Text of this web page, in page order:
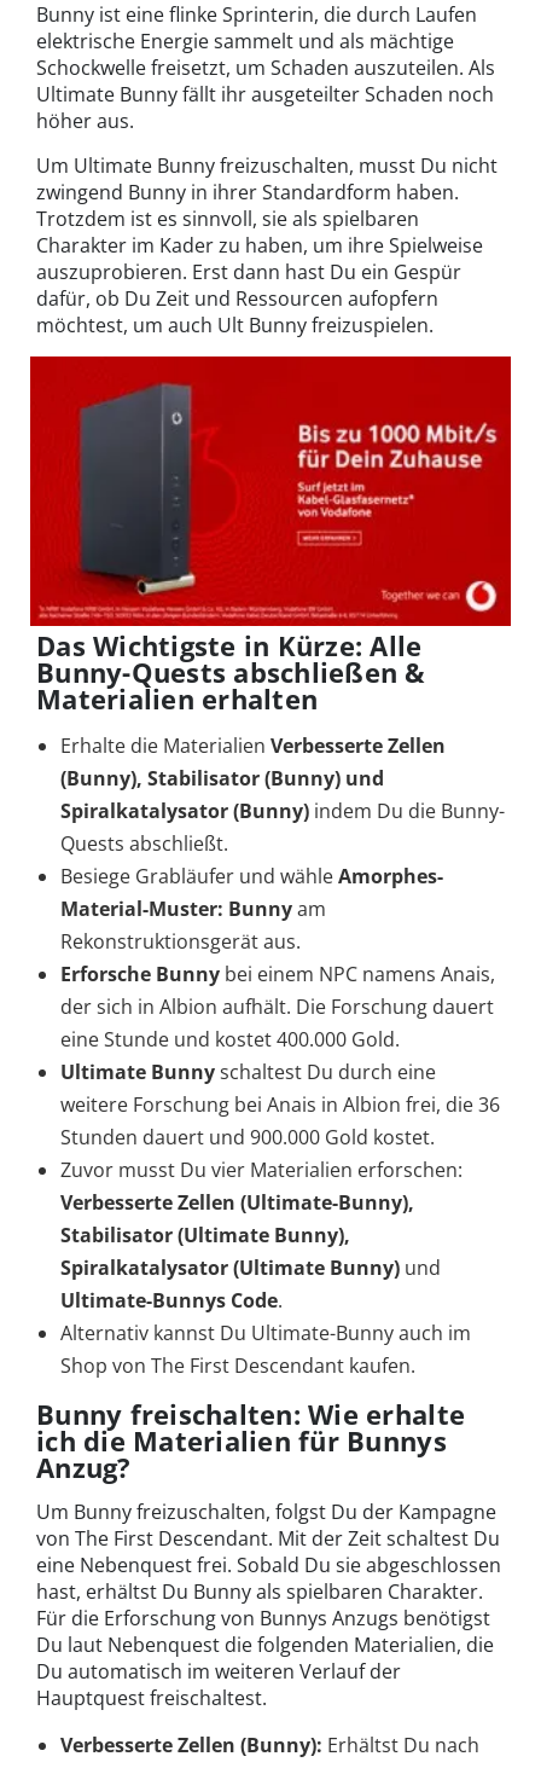
Bunny ist eine flinke Sprinterin, die durch Laufen
elektrische Energie sammelt und als mächtige
Schockwelle freisetzt, um Schaden auszuteilen. Als
Ultimate Bunny fällt ihr ausgeteilter Schaden noch
höher aus.
Um Ultimate Bunny freizuschalten, musst Du nicht
zwingend Bunny in ihrer Standardform haben.
Trotzdem ist es sinnvoll, sie als spielbaren
Charakter im Kader zu haben, um ihre Spielweise
auszuprobieren. Erst dann hast Du ein Gespür
dafür, ob Du Zeit und Ressourcen aufopfern
möchtest, um auch Ult Bunny freizuspielen.
Das Wichtigste in Kürze: Alle
Bunny-Quests abschließen &
Materialien erhalten
Erhalte die Materialien Verbesserte Zellen
(Bunny), Stabilisator (Bunny) und
Spiralkatalysator (Bunny) indem Du die Bunny-
Quests abschließt.
Besiege Grabläufer und wähleAmorphes-
Material-Muster: Bunnyam
Rekonstruktionsgerät aus.
Erforsche Bunny bei einem NPC namens Anais,
der sich in Albion aufhält. Die Forschung dauert
eine Stunde und kostet 400.000 Gold.
Ultimate Bunnyschaltest Du durch eine
weitere Forschung bei Anais in Albion frei, die 36
Stunden dauert und 900.000 Gold kostet.
Zuvor musst Du vier Materialien erforschen:
Verbesserte Zellen (Ultimate-Bunny),
Stabilisator (Ultimate Bunny),
Spiralkatalysator (Ultimate Bunny) und
Ultimate-Bunnys Code.
Alternativ kannst Du Ultimate-Bunny auch im
Shop von The First Descendant kaufen.
Bunny freischalten: Wie erhalte
ich die Materialien für Bunnys
Anzug?
Um Bunny freizuschalten, folgst Du der Kampagne
von The First Descendant. Mit der Zeit schaltest Du
eine Nebenquest frei. Sobald Du sie abgeschlossen
hast, erhältst Du Bunny als spielbaren Charakter.
Für die Erforschung von Bunnys Anzugs benötigst
Du laut Nebenquest die folgenden Materialien, die
Du automatisch im weiteren Verlauf der
Hauptquest freischaltest.
Verbesserte Zellen (Bunny): Erhältst Du nach